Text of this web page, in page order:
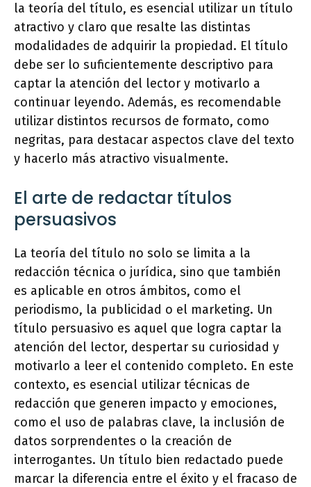
la teoría del título, es esencial utilizar un título
atractivo y claro que resalte las distintas
modalidades de adquirir la propiedad. El título
debe ser lo suficientemente descriptivo para
captar la atención del lector y motivarlo a
continuar leyendo. Además, es recomendable
utilizar distintos recursos de formato, como
negritas, para destacar aspectos clave del texto
y hacerlo más atractivo visualmente.
El arte de redactar títulos
persuasivos
La teoría del título no solo se limita a la
redacción técnica o jurídica, sino que también
es aplicable en otros ámbitos, como el
periodismo, la publicidad o el marketing. Un
título persuasivo es aquel que logra captar la
atención del lector, despertar su curiosidad y
motivarlo a leer el contenido completo. En este
contexto, es esencial utilizar técnicas de
redacción que generen impacto y emociones,
como el uso de palabras clave, la inclusión de
datos sorprendentes o la creación de
interrogantes. Un título bien redactado puede
marcar la diferencia entre el éxito y el fracaso de